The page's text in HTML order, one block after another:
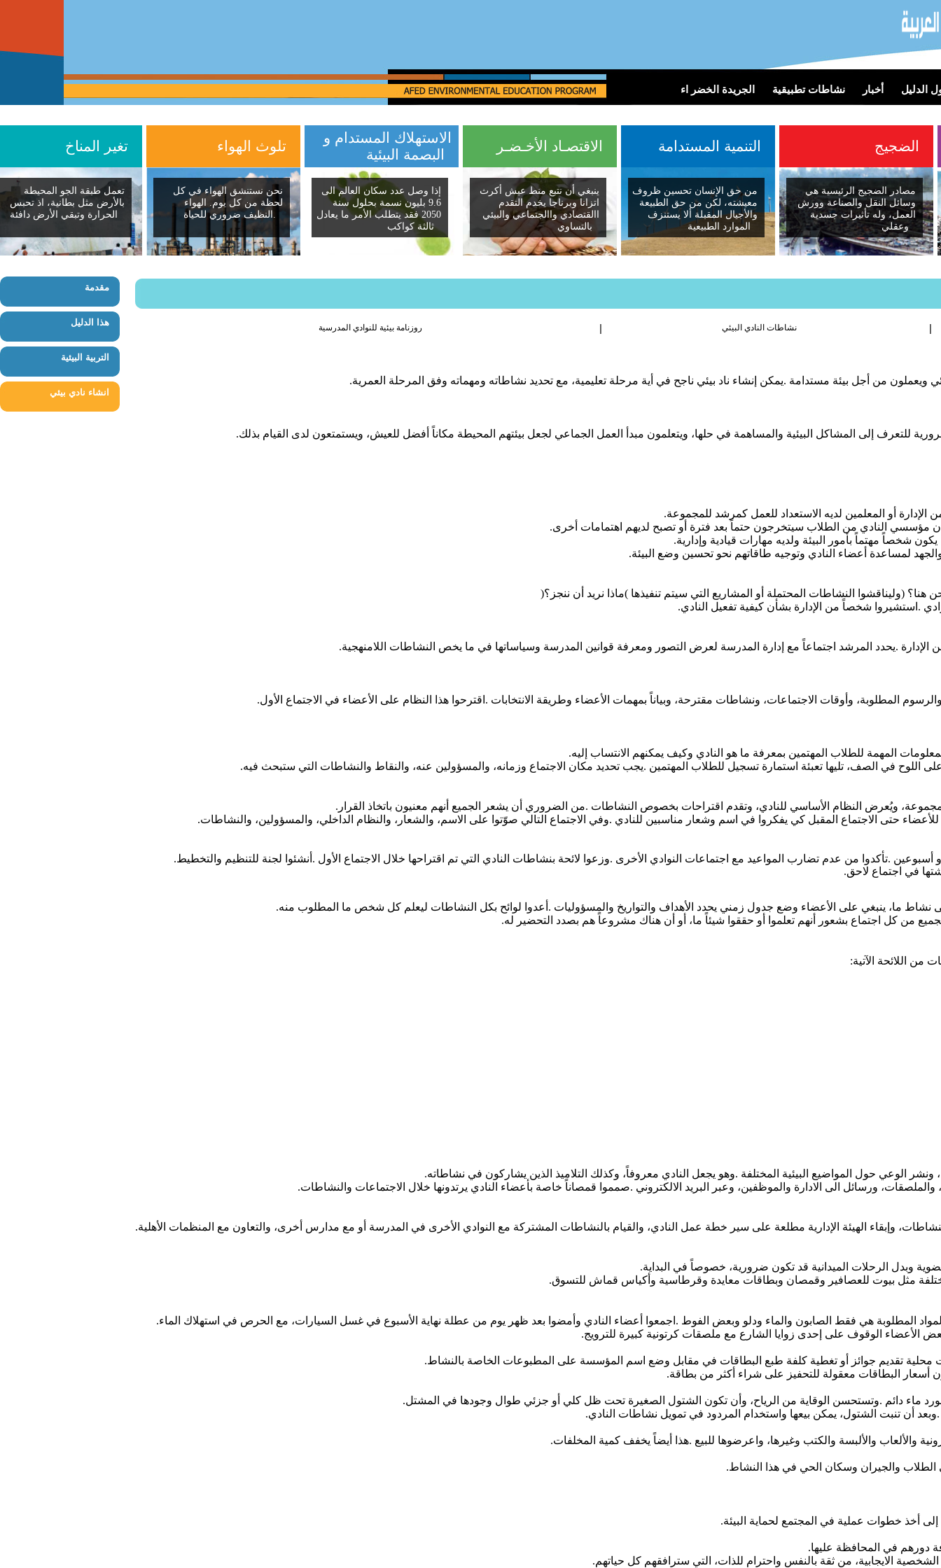
الدليل أخبار نشاطات تطبيقية الجريدة الخضر اء
الاستهلاك المستدام و
البصمة البيئية
إذا وصل عدد سكان العالم الى
9.6 بليون نسمة بحلول سنة
2050 فقد يتطلب الأمر ما يعادل
ثالثة كواكب
الاقتصـاد الأخـضـر
ينبغي أن نتبع منط عيش أكرث
اتزانا وبرناجا يخدم التقدم
االقتصادي واالجتماعي والبيئي
بالتساوي
التنمية المستدامة
من حق الإنسان تحسين ظروف
معيشته، لكن من حق الطبيعة
والأجيال المقبلة ألا يستنزف
الموارد الطبيعية
الضجيج
مصادر الضجيج الرئيسية هي
وسائل النقل والصناعة وورش
العمل، وله تأثيرات جسدية
وعقلي
تغير المناخ
تعمل طبقة الجو المحيطة
بالأرض مثل بطانية، اذ تحبس
الحرارة وتبقي الأرض دافئة
تلوث الهواء
نحن نستنشق الهواء في كل
لحظة من كل يوم. الهواء
مقدمة
هذا الدليل
التربية البيئية
انشاء نادي بيئي
| نشاطات النادي البيئي | روزنامة بيئية للنوادي المدرسية
ويعملون من أجل بيئة مستدامة .يمكن إنشاء ناد بيئي ناجح في أية مرحلة تعليمية، مع تحديد نشاطاته ومهماته وفق المرحلة العمرية.
للتعرف إلى المشاكل البيئية والمساهمة في حلها، ويتعلمون مبدأ العمل الجماعي لجعل بيئتهم المحيطة مكاناً أفضل للعيش، ويستمتعون لدى القيام بذلك.
الإدارة أو المعلمين لديه الاستعداد للعمل كمرشد للمجموعة.
مؤسسي النادي من الطلاب سيتخرجون حتماً بعد فترة أو تصبح لديهم اهتمامات أخرى.
يكون شخصاً مهتماً بأمور البيئة ولديه مهارات قيادية وإدارية.
لمساعدة أعضاء النادي وتوجيه طاقاتهم نحو تحسين وضع البيئة.
هنا؟ )وليناقشوا النشاطات المحتملة أو المشاريع التي سيتم تنفيذها (ماذا نريد أن ننجز؟)
. استشيروا شخصاً من الإدارة بشأن كيفية تفعيل النادي.
الإدارة .يحدد المرشد اجتماعاً مع إدارة المدرسة لعرض التصور ومعرفة قوانين المدرسة وسياساتها في ما يخص النشاطات اللامنهجية.
المطلوبة، وأوقات الاجتماعات، ونشاطات مقترحة، وبياناً بمهمات الأعضاء وطريقة الانتخابات . اقترحوا هذا النظام على الأعضاء في الاجتماع الأول.
المهمة للطلاب المهتمين بمعرفة ما هو النادي وكيف يمكنهم الانتساب إليه.
اللوح في الصف، تليها تعبئة استمارة تسجيل للطلاب المهتمين .يجب تحديد مكان الاجتماع وزمانه، والمسؤولين عنه، والنقاط والنشاطات التي ستبحث فيه.
ويُعرض النظام الأساسي للنادي، وتقدم اقتراحات بخصوص النشاطات .من الضروري أن يشعر الجميع أنهم معنيون باتخاذ القرار .
للأعضاء حتى الاجتماع المقبل كي يفكروا في اسم وشعار مناسبين للنادي .وفي الاجتماع التالي صوّتوا على الاسم، والشعار، والنظام الداخلي، والمسؤولين، والنشاطات.
أسبوعين .تأكدوا من عدم تضارب المواعيد مع اجتماعات النوادي الأخرى .وزعوا لائحة بنشاطات النادي التي تم اقتراحها خلال الاجتماع الأول . أنشئوا لجنة للتنظيم والتخطيط.
في اجتماع لاحق.
نشاط ما، ينبغي على الأعضاء وضع جدول زمني يحدد الأهداف والتواريخ والمسؤوليات . أعدوا لوائح بكل النشاطات ليعلم كل شخص ما المطلوب منه.
من كل اجتماع بشعور أنهم تعلموا أو حققوا شيئاً ما، أو أن هناك مشروعاً هم بصدد التحضير له.
من اللائحة الآتية:
ونشر الوعي حول المواضيع البيئية المختلفة .وهو يجعل النادي معروفاً، وكذلك التلاميذ الذين يشاركون في نشاطاته.
والملصقات، ورسائل الى الادارة والموظفين، وعبر البريد الالكتروني .صمموا قمصاناً خاصة بأعضاء النادي يرتدونها خلال الاجتماعات والنشاطات.
وإبقاء الهيئة الإدارية مطلعة على سير خطة عمل النادي، والقيام بالنشاطات المشتركة مع النوادي الأخرى في المدرسة أو مع مدارس أخرى، والتعاون مع المنظمات الأهلية.
وبدل الرحلات الميدانية قد تكون ضرورية، خصوصاً في البداية.
مثل بيوت للعصافير وقمصان وبطاقات معايدة وقرطاسية وأكياس قماش للتسوق.
المطلوبة هي فقط الصابون والماء ودلو وبعض الفوط . اجمعوا أعضاء النادي وأمضوا بعد ظهر يوم من عطلة نهاية الأسبوع في غسل السيارات، مع الحرص في استهلاك الماء.
الأعضاء الوقوف على إحدى زوايا الشارع مع ملصقات كرتونية كبيرة للترويج.
محلية تقديم جوائز أو تغطية كلفة طبع البطاقات في مقابل وضع اسم المؤسسة على المطبوعات الخاصة بالنشاط.
أسعار البطاقات معقولة للتحفيز على شراء أكثر من بطاقة.
ماء دائم .وتستحسن الوقاية من الرياح، وأن تكون الشتول الصغيرة تحت ظل كلي أو جزئي طوال وجودها في المشتل.
وبعد أن تنبت الشتول، يمكن بيعها واستخدام المردود في تمويل نشاطات النادي.
والألعاب والألبسة والكتب وغيرها، واعرضوها للبيع .هذا أيضاً يخفف كمية المخلفات.
الطلاب والجيران وسكان الحي في هذا النشاط.
إلى أخذ خطوات عملية في المجتمع لحماية البيئة.
دورهم في المحافظة عليها.
الشخصية الايجابية، من ثقة بالنفس واحترام للذات، التي سترافقهم كل حياتهم.